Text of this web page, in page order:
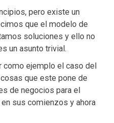
pero existe un
que el modelo de
soluciones y ello no
un asunto trivial.
como ejemplo el caso del
que este pone de
de negocios para el
sus comienzos y ahora